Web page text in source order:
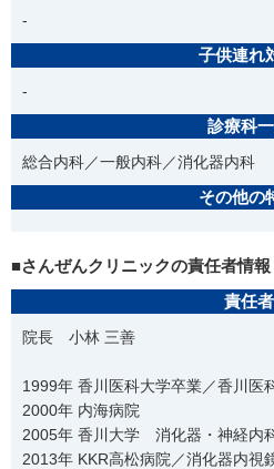
-
子供連れ
-
診療科
総合内科／一般内科／消化器内科
その他の
■さんぜんクリニックの責任者情報
責任者
院長 小林 三善
1999年 香川医科大学卒業／香川医
2000年 内海病院
2005年 香川大学 消化器・神経内
2013年 KKR高松病院／消化器内視